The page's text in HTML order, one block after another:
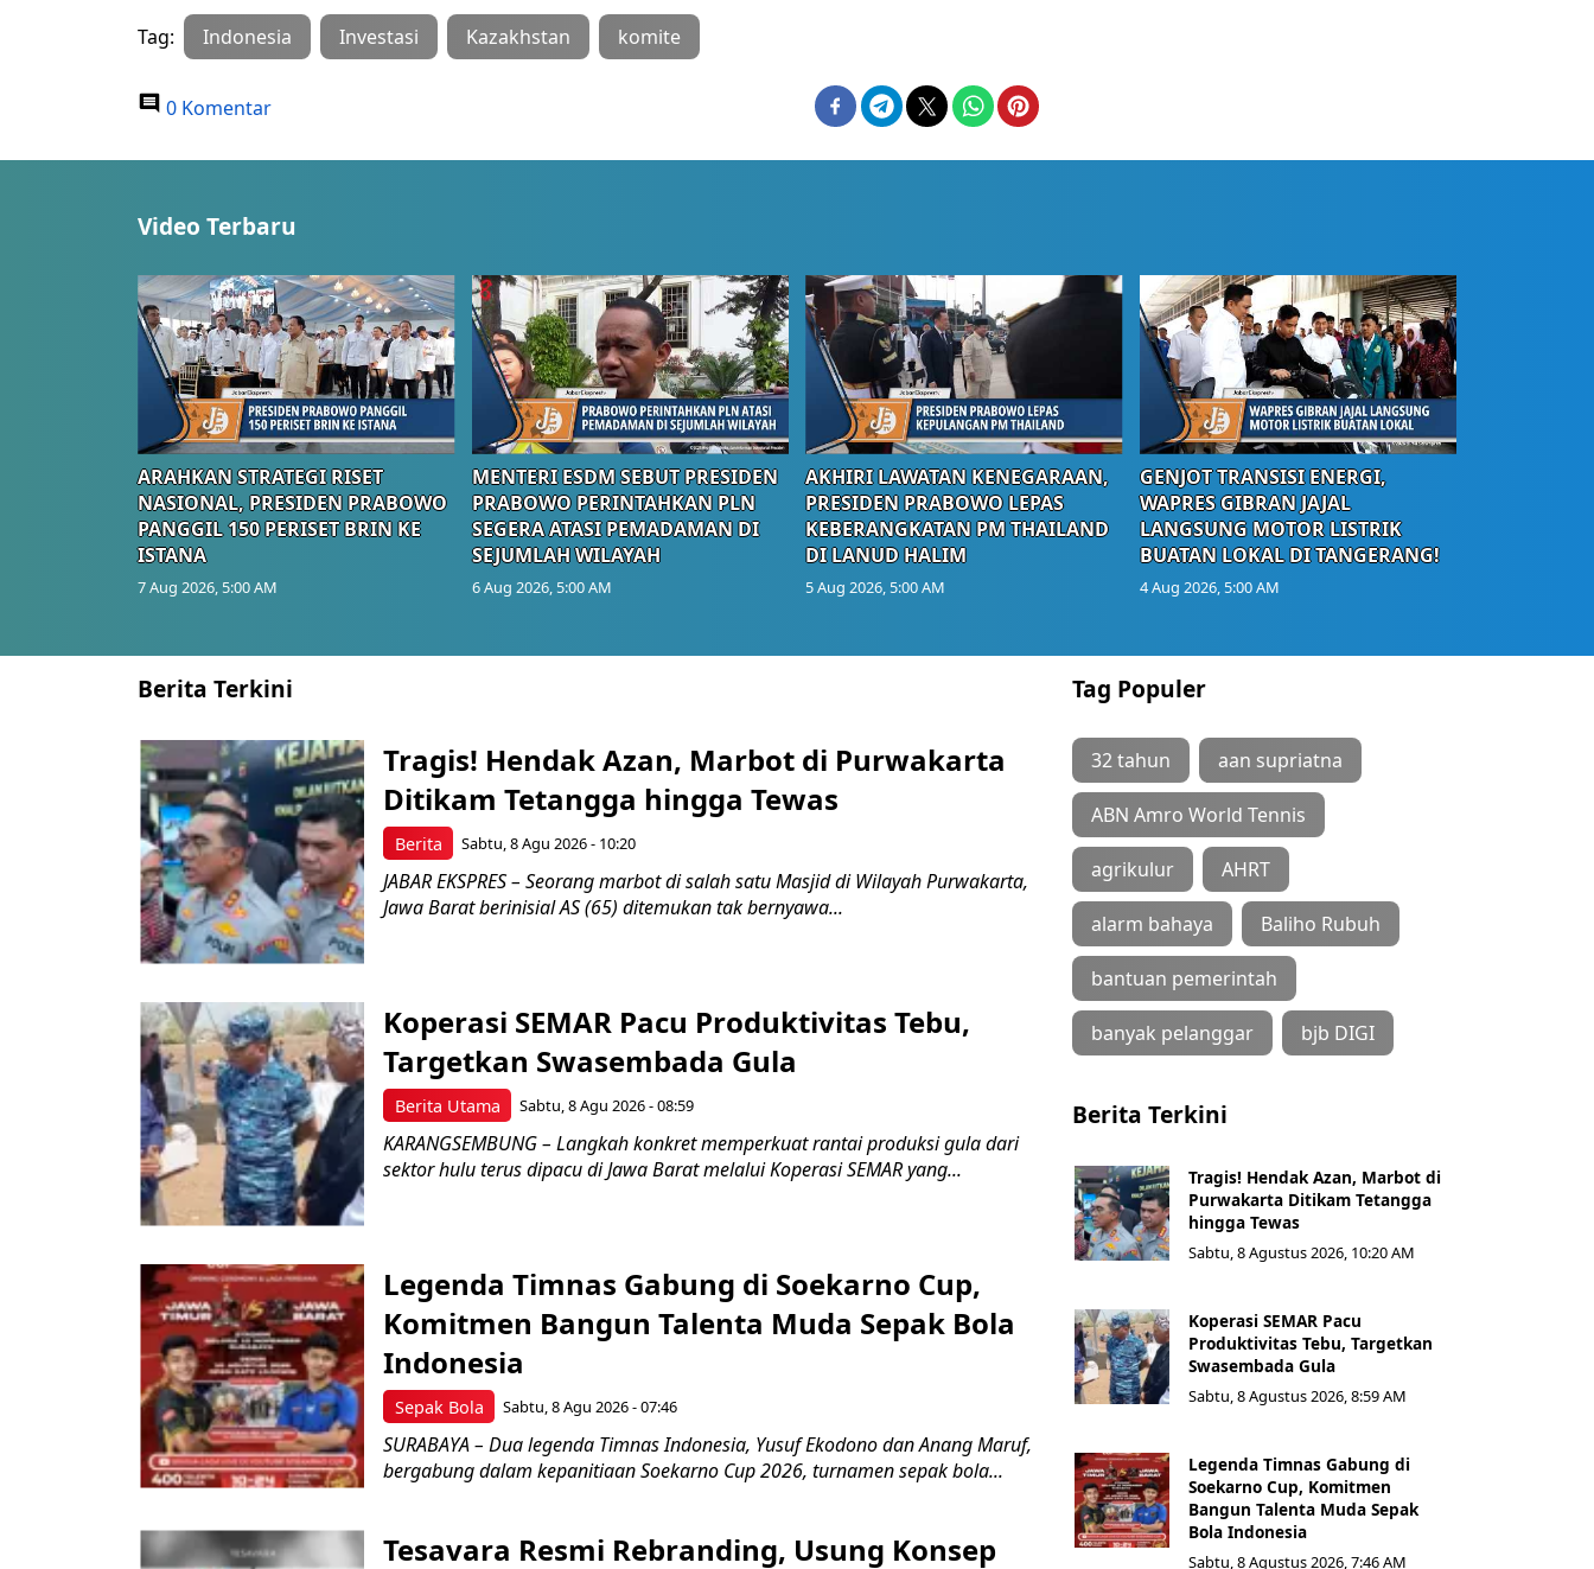
Tag: Indonesia Investasi Kazakhstan komite
0 Komentar
Video Terbaru
ARAHKAN STRATEGI RISET
NASIONAL, PRESIDEN PRABOWO
PANGGIL 150 PERISET BRIN KE
ISTANA
7 Aug 2026, 5:00 AM
MENTERI ESDM SEBUT PRESIDEN
PRABOWO PERINTAHKAN PLN
SEGERA ATASI PEMADAMAN DI
SEJUMLAH WILAYAH
6 Aug 2026, 5:00 AM
AKHIRI LAWATAN KENEGARAAN,
PRESIDEN PRABOWO LEPAS
KEBERANGKATAN PM THAILAND
DI LANUD HALIM
5 Aug 2026, 5:00 AM
GENJOT TRANSISI ENERGI,
WAPRES GIBRAN JAJAL
LANGSUNG MOTOR LISTRIK
BUATAN LOKAL DI TANGERANG!
4 Aug 2026, 5:00 AM
Berita Terkini
Berita
Tragis! Hendak Azan, Marbot di Purwakarta
Ditikam Tetangga hingga Tewas
Sabtu, 8 Agu 2026 - 10:20
JABAR EKSPRES – Seorang marbot di salah satu Masjid di Wilayah Purwakarta,
Jawa Barat berinisial AS (65) ditemukan tak bernyawa...
Berita Utama
Koperasi SEMAR Pacu Produktivitas Tebu,
Targetkan Swasembada Gula
Sabtu, 8 Agu 2026 - 08:59
KARANGSEMBUNG – Langkah konkret memperkuat rantai produksi gula dari
sektor hulu terus dipacu di Jawa Barat melalui Koperasi SEMAR yang...
Sepak Bola
Legenda Timnas Gabung di Soekarno Cup,
Komitmen Bangun Talenta Muda Sepak Bola
Indonesia
Sabtu, 8 Agu 2026 - 07:46
SURABAYA – Dua legenda Timnas Indonesia, Yusuf Ekodono dan Anang Maruf,
bergabung dalam kepanitiaan Soekarno Cup 2026, turnamen sepak bola...
Tesavara Resmi Rebranding, Usung Konsep
Tag Populer
32 tahun aan supriatna
ABN Amro World Tennis
agrikulur AHRT
alarm bahaya Baliho Rubuh
bantuan pemerintah
banyak pelanggar bjb DIGI
Berita Terkini
Tragis! Hendak Azan, Marbot di
Purwakarta Ditikam Tetangga
hingga Tewas
Sabtu, 8 Agustus 2026, 10:20 AM
Koperasi SEMAR Pacu
Produktivitas Tebu, Targetkan
Swasembada Gula
Sabtu, 8 Agustus 2026, 8:59 AM
Legenda Timnas Gabung di
Soekarno Cup, Komitmen
Bangun Talenta Muda Sepak
Bola Indonesia
Sabtu, 8 Agustus 2026, 7:46 AM